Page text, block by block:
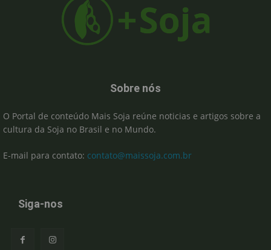
Sobre nós
O Portal de conteúdo Mais Soja reúne noticias e artigos sobre a
cultura da Soja no Brasil e no Mundo.
E-mail para contato: contato@maissoja.com.br
Siga-nos